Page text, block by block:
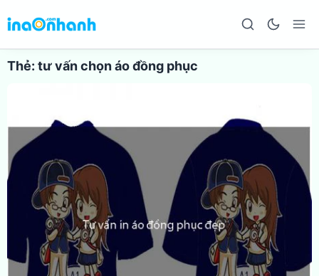
Thẻ: tư vấn chọn áo đồng phục